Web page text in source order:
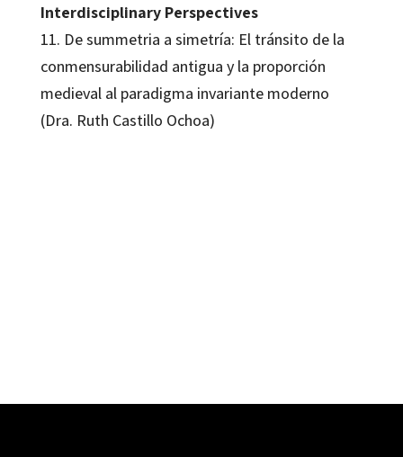
Interdisciplinary Perspectives
11. De summetria a simetría: El tránsito de la
conmensurabilidad antigua y la proporción
medieval al paradigma invariante moderno
(Dra. Ruth Castillo Ochoa)